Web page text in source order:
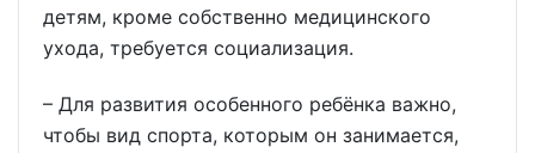
детям, кроме собственно медицинского
ухода, требуется социализация.
– Для развития особенного ребёнка важно,
чтобы вид спорта, которым он занимается,